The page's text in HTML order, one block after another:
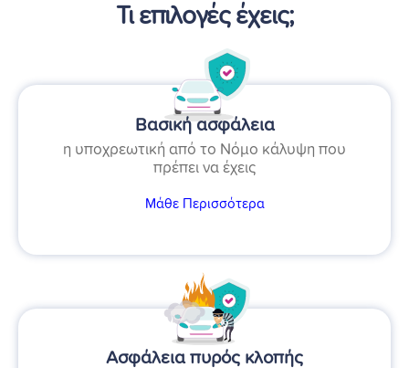
Τι επιλογές έχεις;
Βασική ασφάλεια
η υποχρεωτική από το Νόμο κάλυψη που
πρέπει να έχεις
Μάθε Περισσότερα
Ασφάλεια πυρός κλοπής